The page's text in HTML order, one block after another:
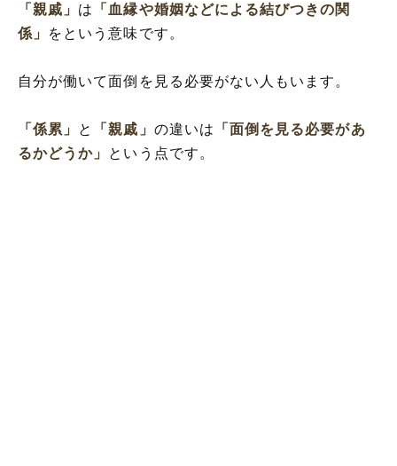
「親戚」 は
「血縁や婚姻などによる結びつきの関
係」
をという意味です。
自分が働いて面倒を見る必要がない人もいます。
「係累」 と 「親戚」 の違いは
「面倒を見る必要があ
るかどうか」 という点です。